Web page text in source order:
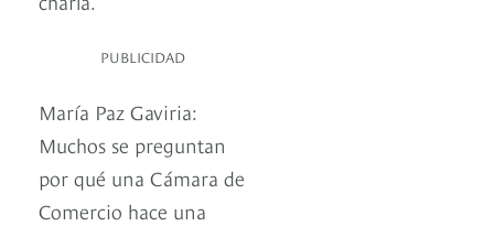
PUBLICIDAD
María Paz Gaviria:
Muchos se preguntan
por qué una Cámara de
Comercio hace una